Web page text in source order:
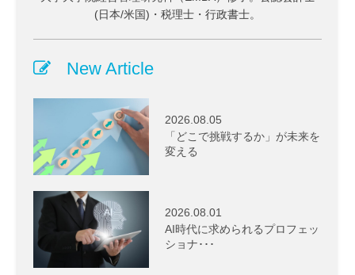
(日本/米国)・税理士・行政書士。
New Article
2026.08.05
「どこで挑戦するか」が未来を
変える
2026.08.01
AI時代に求められるプロフェッ
ショナ･･･